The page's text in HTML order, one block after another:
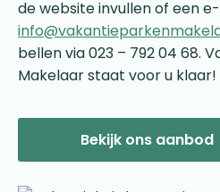
de website invullen of een
bellen via 023 – 792 04 68.
Makelaar staat voor u klaar!
Bekijk ons aanbod